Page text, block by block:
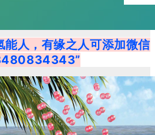
能人，有缘之人可添加微信